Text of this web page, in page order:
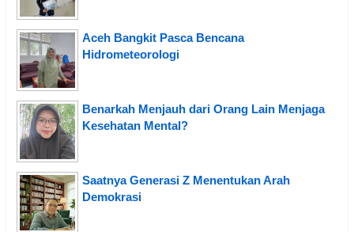
Aceh Bangkit Pasca Bencana
Hidrometeorologi
Benarkah Menjauh dari Orang Lain Menjaga
Kesehatan Mental?
Saatnya Generasi Z Menentukan Arah
Demokrasi